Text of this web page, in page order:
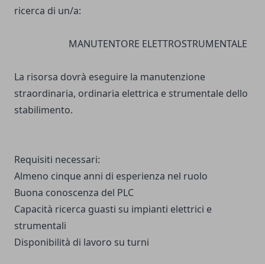
ricerca di un/a:
MANUTENTORE ELETTROSTRUMENTALE
La risorsa dovrà eseguire la manutenzione
straordinaria, ordinaria elettrica e strumentale dello
stabilimento.
Requisiti necessari:
Almeno cinque anni di esperienza nel ruolo
Buona conoscenza del PLC
Capacità ricerca guasti su impianti elettrici e
strumentali
Disponibilità di lavoro su turni